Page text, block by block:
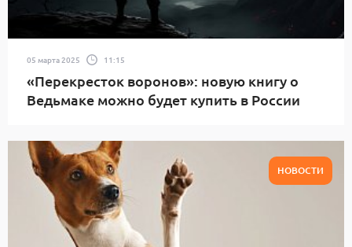
05 марта 2025 11:15
«Перекресток воронов»: новую книгу о
Ведьмаке можно будет купить в России
НОВОСТИ